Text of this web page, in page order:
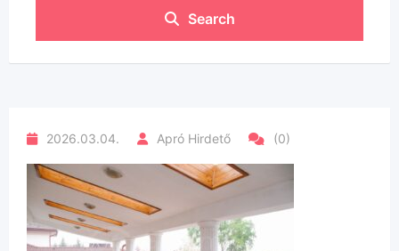
Search
2026.03.04. Apró Hirdető (0)